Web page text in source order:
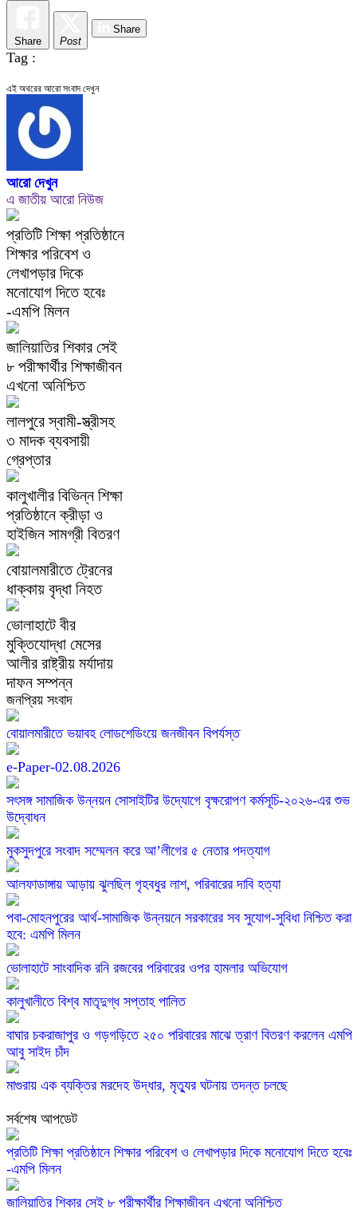
Share Post
Share
Tag :
এই অথরের আরো সংবাদ দেখুন
আরো দেখুন
এ জাতীয় আরো নিউজ
প্রতিটি শিক্ষা প্রতিষ্ঠানে
শিক্ষার পরিবেশ ও
লেখাপড়ার দিকে
মনোযোগ দিতে হবেঃ
-এমপি মিলন
জালিয়াতির শিকার সেই
৮ পরীক্ষার্থীর শিক্ষাজীবন
এখনো অনিশ্চিত
লালপুরে স্বামী-স্ত্রীসহ
৩ মাদক ব্যবসায়ী
গ্রেপ্তার
কালুখালীর বিভিন্ন শিক্ষা
প্রতিষ্ঠানে ক্রীড়া ও
হাইজিন সামগ্রী বিতরণ
বোয়ালমারীতে ট্রেনের
ধাক্কায় বৃদ্ধা নিহত
ভোলাহাটে বীর
মুক্তিযোদ্ধা মেসের
আলীর রাষ্ট্রীয় মর্যাদায়
দাফন সম্পন্ন
জনপ্রিয় সংবাদ
বোয়ালমারীতে ভয়াবহ লোডশেডিংয়ে জনজীবন বিপর্যস্ত
e-Paper-02.08.2026
সৎসঙ্গ সামাজিক উন্নয়ন সোসাইটির উদ্যোগে বৃক্ষরোপণ কর্মসূচি-২০২৬-এর শুভ
উদ্বোধন
মুকসুদপুরে সংবাদ সম্মেলন করে আ’লীগের ৫ নেতার পদত্যাগ
আলফাডাঙ্গায় আড়ায় ঝুলছিল গৃহবধুর লাশ, পরিবারের দাবি হত্যা
পবা-মোহনপুরের আর্থ-সামাজিক উন্নয়নে সরকারের সব সুযোগ-সুবিধা নিশ্চিত করা
হবে: এমপি মিলন
ভোলাহাটে সাংবাদিক রনি রজবের পরিবারের ওপর হামলার অভিযোগ
কালুখালীতে বিশ্ব মাতৃদুগ্ধ সপ্তাহ পালিত
বাঘার চকরাজাপুর ও গড়গড়িতে ২৫০ পরিবারের মাঝে ত্রাণ বিতরণ করলেন এমপি
আবু সাইদ চাঁদ
মাগুরায় এক ব্যক্তির মরদেহ উদ্ধার, মৃত্যুর ঘটনায় তদন্ত চলছে
সর্বশেষ আপডেট
প্রতিটি শিক্ষা প্রতিষ্ঠানে শিক্ষার পরিবেশ ও লেখাপড়ার দিকে মনোযোগ দিতে হবেঃ
-এমপি মিলন
জালিয়াতির শিকার সেই ৮ পরীক্ষার্থীর শিক্ষাজীবন এখনো অনিশ্চিত